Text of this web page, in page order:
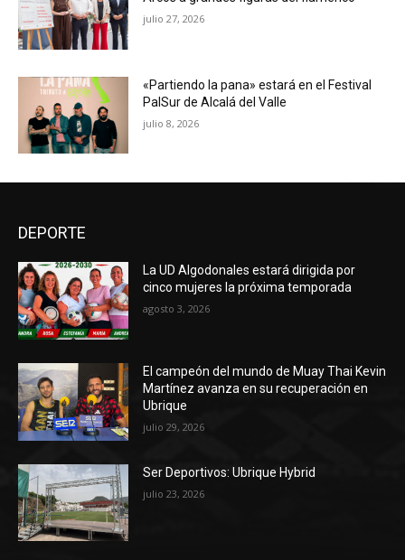
julio 27, 2026
«Partiendo la pana» estará en el Festival
PalSur de Alcalá del Valle
julio 8, 2026
DEPORTE
La UD Algodonales estará dirigida por
cinco mujeres la próxima temporada
agosto 3, 2026
El campeón del mundo de Muay Thai Kevin
Martínez avanza en su recuperación en
Ubrique
julio 29, 2026
Ser Deportivos: Ubrique Hybrid
julio 23, 2026